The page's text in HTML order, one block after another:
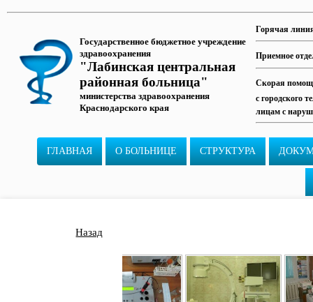
Государственное бюджетное учреждение
здравоохранения
"Лабинская центральная
районная больница"
министерства здравоохранения
Краснодарского края
Горячая
Приемное
Скорая
с городского
лицам с
ГЛАВНАЯ О БОЛЬНИЦЕ СТРУКТУРА
Назад